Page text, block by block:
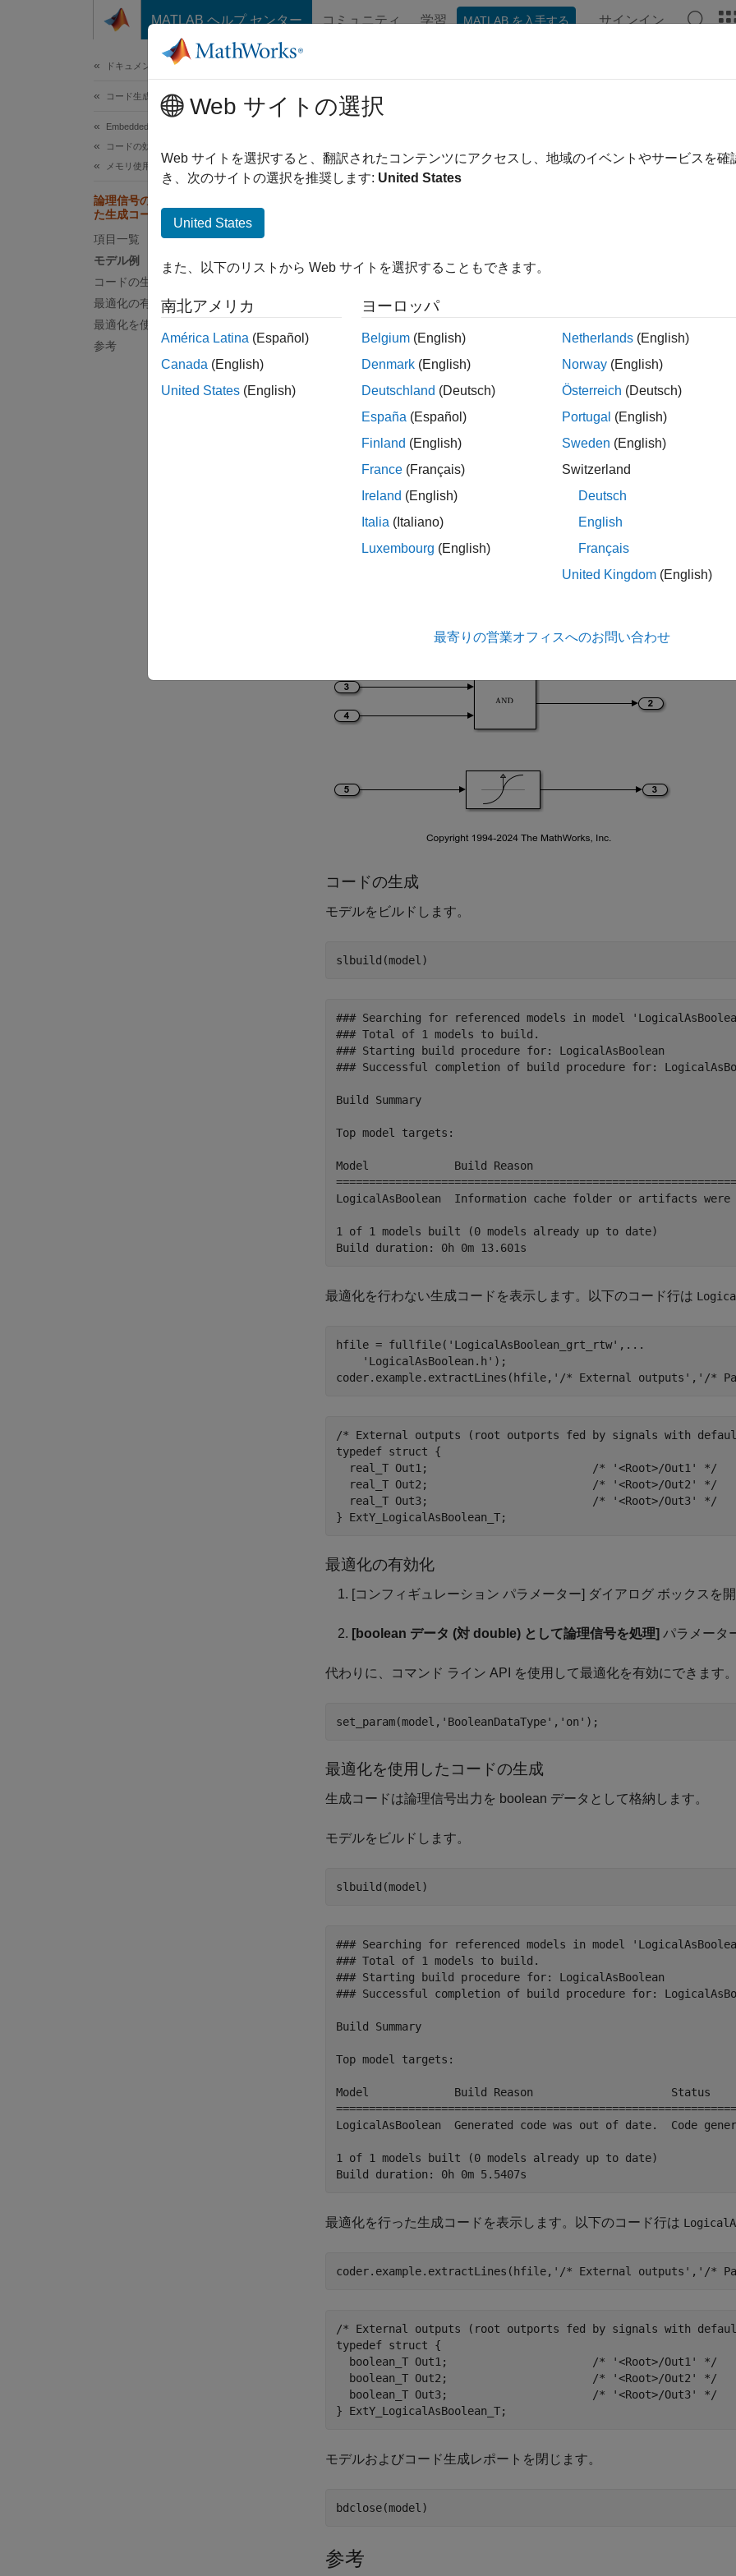
コンテンツへスキップ
MATLAB ヘルプ センター コミュニティ 学習 MATLAB を入手する サインイン
ドキュメンテーションのホーム
コード生成
Embedded Coder
コードの効率性
メモリ使用量
論理信号の boolean データを使用し
た生成コードの最適化
項目一覧
モデル例
コードの生成
最適化の有効化
最適化を使用したコードの生成
参考
論理信号の boolean データを使用した
論理信号を boolean データとして保存し、生成されたコードを最適
を選択
最適化により、以下が実現されます。
ROM と RAM の消費を低減する。
実行速度が向上する。
モデル例
モデルLogicalAsBoolean について見ていきます。Relational
'LogicalAsBoolean'
コードの生成
モデルをビルドします。
### Searching for referenced models in model
### Total of 1 models to build.
### Starting build procedure for: LogicalAsBoolean
### Successful completion of build procedure for:
Build Summary
Top model targets:
Model             Build Reason
LogicalAsBoolean  Information cache folder or artifacts were
1 of 1 models built (0 models already up to date)
最適化を行わない生成コードを表示します。以下のコード行は
hfile = fullfile( 'LogicalAsBoolean_grt_rtw' , ...
'LogicalAsBoolean.h' );
coder.example.extractLines(hfile, '/* External outputs' , '/*
/* External outputs (root outports fed by signals with
typedef struct {
  real_T Out1;                         /* '<Root>/Out1' */
  real_T Out2;                         /* '<Root>/Out2' */
  real_T Out3;                         /* '<Root>/Out3' */
最適化の有効化
[コンフィギュレーション パラメーター] ダイアログ ボックスを開
[boolean データ (対 double) として論理信号を処理] パラメータ
代わりに、コマンド ライン API を使用して最適化を有効にできます。
set_param(model, 'BooleanDataType' , 'on'
最適化を使用したコードの生成
生成コードは論理信号出力を boolean データとして格納します。
モデルをビルドします。
### Searching for referenced models in model
### Total of 1 models to build.
### Starting build procedure for: LogicalAsBoolean
### Successful completion of build procedure for:
Build Summary
Top model targets:
Model             Build Reason                     Status
LogicalAsBoolean  Generated code was out of date.  Code
1 of 1 models built (0 models already up to date)
最適化を行った生成コードを表示します。以下のコード行は
coder.example.extractLines(hfile, '/* External outputs' , '/*
/* External outputs (root outports fed by signals with
typedef struct {
  boolean_T Out1;                      /* '<Root>/Out1' */
  boolean_T Out2;                      /* '<Root>/Out2' */
  boolean_T Out3;                      /* '<Root>/Out3' */
モデルおよびコード生成レポートを閉じます。
参考
Web サイトの選択
Web サイトを選択すると、翻訳されたコンテンツにアクセスし、地域のイベントやサービスを
き、次のサイトの選択を推奨します: United States
United States
また、以下のリストから Web サイトを選択することもできます。
南北アメリカ
América Latina (Español)
Canada (English)
United States (English)
ヨーロッパ
Belgium (English)
Denmark (English)
Deutschland (Deutsch)
España (Español)
Finland (English)
France (Français)
Ireland (English)
Italia (Italiano)
Luxembourg (English)
Netherlands (English)
Norway (English)
Österreich (Deutsch)
Portugal (English)
Sweden (English)
Switzerland
Deutsch
English
Français
United Kingdom (English)
最寄りの営業オフィスへのお問い合わせ